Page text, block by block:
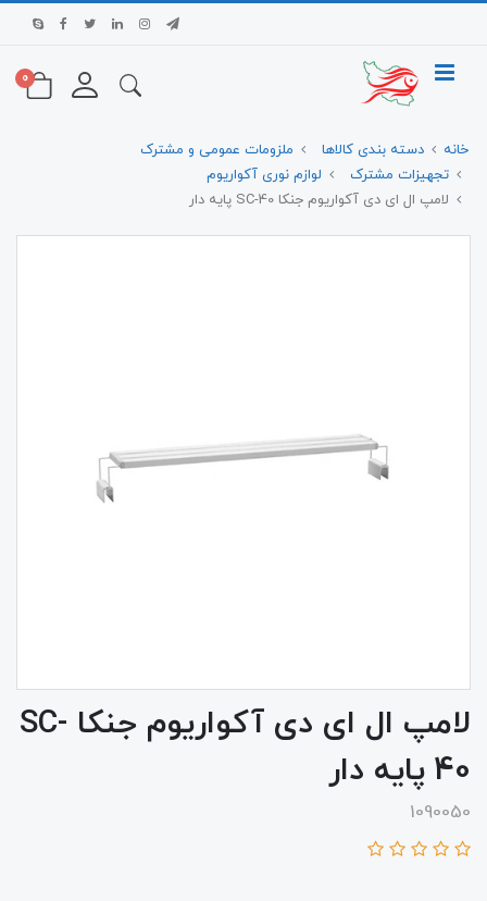
0
خانه دسته بندی کالاها
ملزومات عمومی و مشترک
تجهیزات مشترک
لوازم نوری آکواریوم
لامپ ال ای دی آکواریوم جنکا SC-40 پایه دار
لامپ ال ای دی آکواریوم جنکا SC-
40 پایه دار
1090050